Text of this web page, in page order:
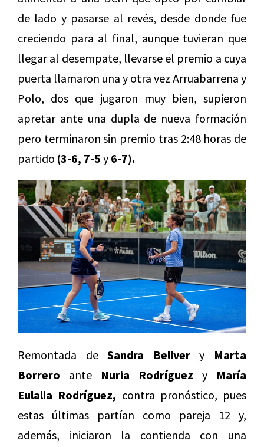
de lado y pasarse al revés, desde donde fue
creciendo para al final, aunque tuvieran que
llegar al desempate, llevarse el premio a cuya
puerta llamaron una y otra vez Arruabarrena y
Polo, dos que jugaron muy bien, supieron
apretar ante una dupla de nueva formación
pero terminaron sin premio tras 2:48 horas de
partido (3-6, 7-5 y 6-7).
Remontada deSandra Bellvery Marta
Borrero ante Nuria Rodríguez y María
Eulalia Rodríguez, contra pronóstico, pues
estas últimas partían como pareja 12 y,
además, iniciaron la contienda con una